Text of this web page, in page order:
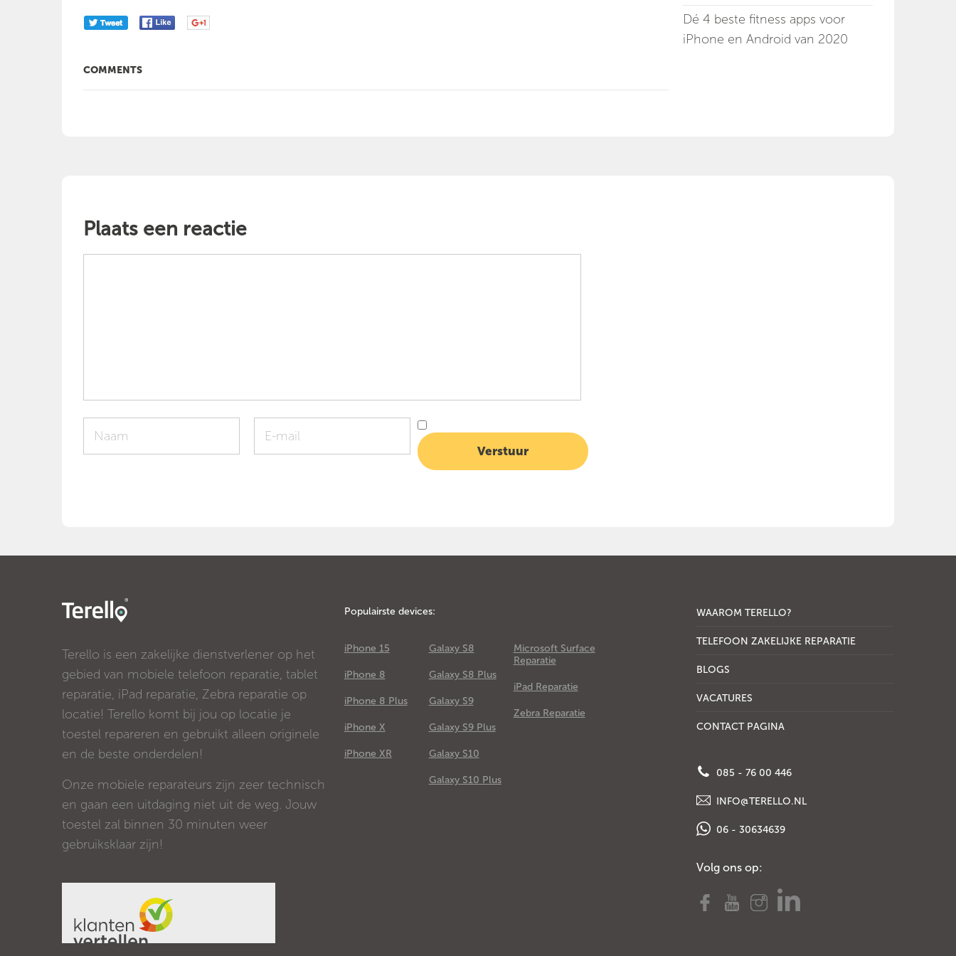
COMMENTS
Dé 4 beste fitness apps voor
iPhone en Android van 2020
Plaats een reactie
Terello is een zakelijke dienstverlener op het
gebied van mobiele telefoon reparatie, tablet
reparatie, iPad reparatie, Zebra reparatie op
locatie! Terello komt bij jou op locatie je
toestel repareren en gebruikt alleen originele
en de beste onderdelen!
Onze mobiele reparateurs zijn zeer technisch
en gaan een uitdaging niet uit de weg. Jouw
toestel zal binnen 30 minuten weer
gebruiksklaar zijn!
Populairste devices:
iPhone 15
iPhone 8
iPhone 8 Plus
iPhone X
iPhone XR
Galaxy S8
Galaxy S8 Plus
Galaxy S9
Galaxy S9 Plus
Galaxy S10
Galaxy S10 Plus
Microsoft Surface
Reparatie
iPad Reparatie
Zebra Reparatie
WAAROM TERELLO?
TELEFOON ZAKELIJKE REPARATIE
BLOGS
VACATURES
CONTACT PAGINA
085 - 76 00 446
INFO@TERELLO.NL
06 - 30634639
Volg ons op: